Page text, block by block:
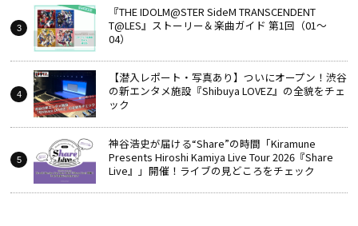
『THE IDOLM@STER SideM TRANSCENDENT
T@LES』ストーリー＆楽曲ガイド 第1回（01～
04）
【潜入レポート・写真あり】ついにオープン！渋谷
の新エンタメ施設『Shibuya LOVEZ』の全貌をチェ
ック
神谷浩史が届ける“Share”の時間――「Kiramune
Presents Hiroshi Kamiya Live Tour 2026『Share
Live』」開催！ライブの見どころをチェック